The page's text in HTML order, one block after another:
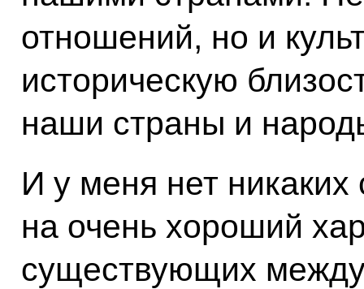
отношений, но и
историческую
наши страны и
И у меня нет
на очень хороший
существующих